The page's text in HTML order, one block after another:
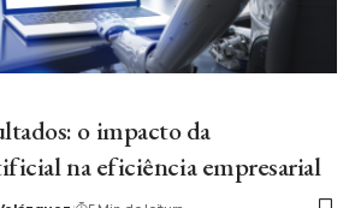
o impacto da
na eficiência empresarial